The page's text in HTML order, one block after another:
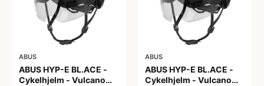
ABUS
ABUS HYP-E BL.ACE -
Cykelhjelm - Vulcano
ABUS
ABUS HYP-E BL.ACE -
Cykelhjelm - Vulcano